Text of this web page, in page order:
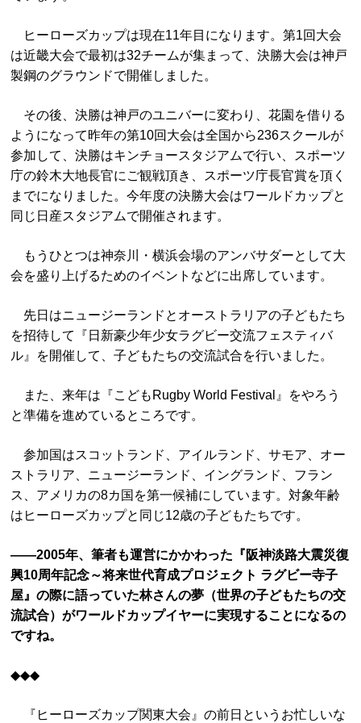
ヒーローズカップは現在11年目になります。第1回大会
は近畿大会で最初は32チームが集まって、決勝大会は神戸
製鋼のグラウンドで開催しました。
その後、決勝は神戸のユニバーに変わり、花園を借りる
ようになって昨年の第10回大会は全国から236スクールが
参加して、決勝はキンチョースタジアムで行い、スポーツ
庁の鈴木大地長官にご観戦頂き、スポーツ庁長官賞を頂く
までになりました。今年度の決勝大会はワールドカップと
同じ日産スタジアムで開催されます。
もうひとつは神奈川・横浜会場のアンバサダーとして大
会を盛り上げるためのイベントなどに出席しています。
先日はニュージーランドとオーストラリアの子どもたち
を招待して『日新豪少年少女ラグビー交流フェスティバ
ル』を開催して、子どもたちの交流試合を行いました。
また、来年は『こどもRugby World Festival』をやろう
と準備を進めているところです。
参加国はスコットランド、アイルランド、サモア、オー
ストラリア、ニュージーランド、イングランド、フラン
ス、アメリカの8カ国を第一候補にしています。対象年齢
はヒーローズカップと同じ12歳の子どもたちです。
――2005年、筆者も運営にかかわった『阪神淡路大震災復
興10周年記念～将来世代育成プロジェクト ラグビー寺子
屋』の際に語っていた林さんの夢（世界の子どもたちの交
流試合）がワールドカップイヤーに実現することになるの
ですね。
◆◆◆
『ヒーローズカップ関東大会』の前日というお忙しいな